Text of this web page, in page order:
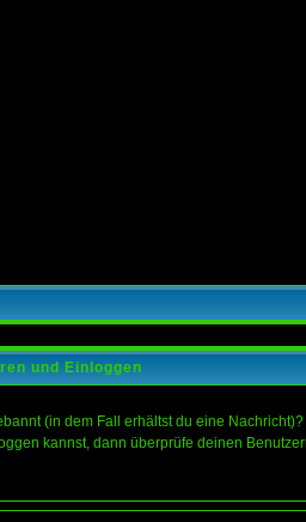
und Einloggen
(in dem Fall erhältst du eine
kannst, dann überprüfe deinen